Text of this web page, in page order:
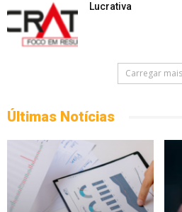
Lucrativa
Carregar mais
Últimas Notícias